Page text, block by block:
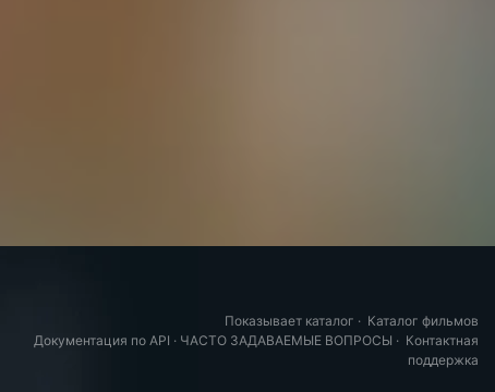
Показывает каталог · Каталог фильмов
Документация по API · ЧАСТО ЗАДАВАЕМЫЕ ВОПРОСЫ · Контактная
поддержка